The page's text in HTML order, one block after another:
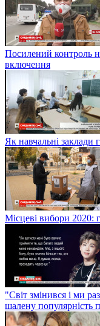
Посилений контроль
включення
Як навчальні заклади
Місцеві вибори 2020:
"Світ змінився і ми
шалену популярність